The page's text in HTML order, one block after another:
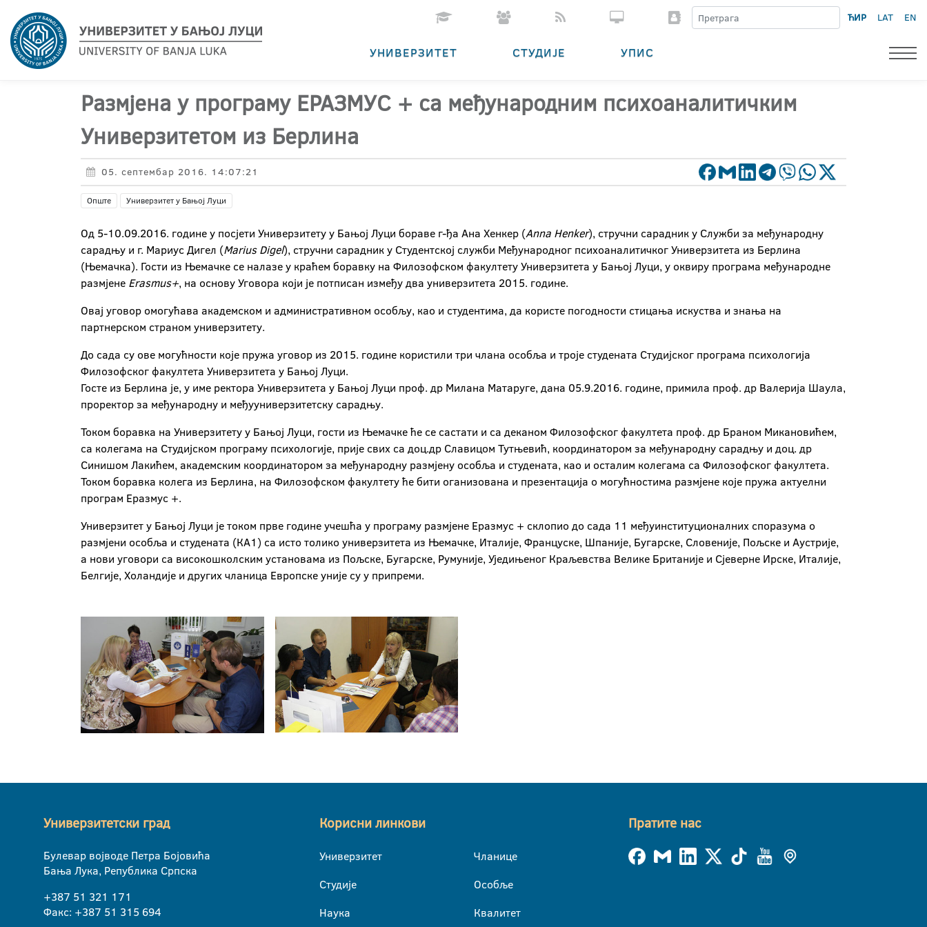
ЋИР LAT EN
УНИВЕРЗИТЕТ СТУДИЈЕ УПИС
Размјена у програму ЕРАЗМУС + са међународним психоаналитичким
Универзитетом из Берлина
05. септембар 2016. 14:07:21
Опште Универзитет у Бањој Луци
Од 5-10.09.2016. године у посјети Универзитету у Бањој Луци бораве г-ђа Ана Хенкер (Anna Henker), стручни сарадник у Служби за међународну
сарадњу и г. Мариус Дигел (Marius Digel), стручни сарадник у Студентској служби Међународног психоаналитичког Универзитета из Берлина
(Њемачка). Гости из Њемачке се налазе у краћем боравку на Филозофском факултету Универзитета у Бањој Луци, у оквиру програма међународне
размјене Erasmus+, на основу Уговора који је потписан између два универзитета 2015. године.
Овај уговор омогућава академском и административном особљу, као и студентима, да користе погодности стицања искуства и знања на
партнерском страном универзитету.
До сада су ове могућности које пружа уговор из 2015. године користили три члана особља и троје студената Студијског програма психологија
Филозофског факултета Универзитета у Бањој Луци.
Госте из Берлина је, у име ректора Универзитета у Бањој Луци проф. др Милана Матаруге, дана 05.9.2016. године, примила проф. др Валерија Шаула,
проректор за међународну и међууниверзитетску сарадњу.
Током боравка на Универзитету у Бањој Луци, гости из Њемачке ће се састати и са деканом Филозофског факултета проф. др Браном Микановићем,
са колегама на Студијском програму психологије, прије свих са доц.др Славицом Тутњевић, координатором за међународну сарадњу и доц. др
Синишом Лакићем, академским координатором за међународну размјену особља и студената, као и осталим колегама са Филозофског факултета.
Током боравка колега из Берлина, на Филозофском факултету ће бити оганизована и презентација о могућностима размјене које пружа актуелни
програм Еразмус +.
Универзитет у Бањој Луци је током прве године учешћа у програму размјене Еразмус + склопио до сада 11 међуинституционалних споразума о
размјени особља и студената (КА1) са исто толико универзитета из Њемачке, Италије, Француске, Шпаније, Бугарске, Словеније, Пољске и Аустрије,
а нови уговори са високошколским установама из Пољске, Бугарске, Румуније, Уједињеног Краљевства Велике Британије и Сјеверне Ирске, Италије,
Белгије, Холандије и других чланица Европске уније су у припреми.
Универзитетски град
Булевар војводе Петра Бојовића
Бања Лука, Република Српска
+387 51 321 171
Факс: +387 51 315 694
Корисни линкови
Универзитет
Студије
Наука
Чланице
Особље
Квалитет
Пратите нас